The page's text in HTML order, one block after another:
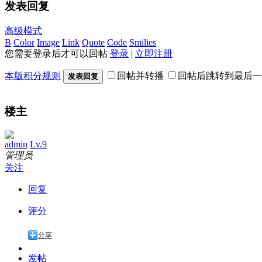
发表回复
高级模式
B Color Image Link Quote Code Smilies
您需要登录后才可以回帖 登录 | 立即注册
本版积分规则 发表回复 回帖并转播 回帖后跳转到最后
楼主
admin Lv.9
管理员
关注
回复
评分
分享
发帖